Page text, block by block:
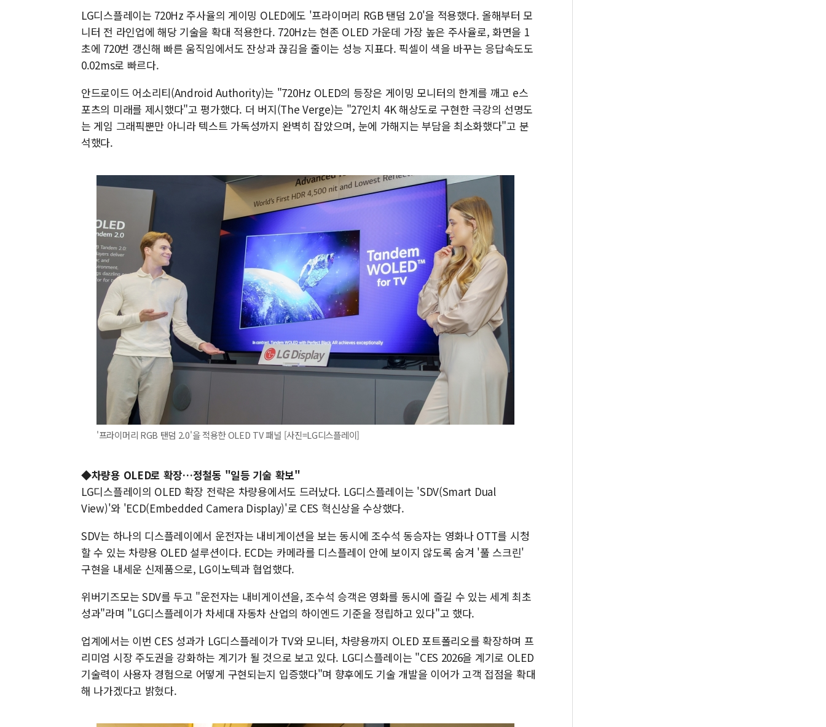
LG디스플레이는 720Hz 주사율의 게이밍 OLED에도 '프라이머리 RGB 탠덤 2.0'을 적용했다. 올해부터 모
니터 전 라인업에 해당 기술을 확대 적용한다. 720Hz는 현존 OLED 가운데 가장 높은 주사율로, 화면을 1
초에 720번 갱신해 빠른 움직임에서도 잔상과 끊김을 줄이는 성능 지표다. 픽셀이 색을 바꾸는 응답속도도
0.02ms로 빠르다.
안드로이드 어소리티(Android Authority)는 "720Hz OLED의 등장은 게이밍 모니터의 한계를 깨고 e스
포츠의 미래를 제시했다"고 평가했다. 더 버지(The Verge)는 "27인치 4K 해상도로 구현한 극강의 선명도
는 게임 그래픽뿐만 아니라 텍스트 가독성까지 완벽히 잡았으며, 눈에 가해지는 부담을 최소화했다"고 분
석했다.
'프라이머리 RGB 탠덤 2.0'을 적용한 OLED TV 패널 [사진=LG디스플레이]
◆차량용 OLED로 확장…정철동 "일등 기술 확보"
LG디스플레이의 OLED 확장 전략은 차량용에서도 드러났다. LG디스플레이는 'SDV(Smart Dual
View)'와 'ECD(Embedded Camera Display)'로 CES 혁신상을 수상했다.
SDV는 하나의 디스플레이에서 운전자는 내비게이션을 보는 동시에 조수석 동승자는 영화나 OTT를 시청
할 수 있는 차량용 OLED 설루션이다. ECD는 카메라를 디스플레이 안에 보이지 않도록 숨겨 '풀 스크린'
구현을 내세운 신제품으로, LG이노텍과 협업했다.
위버기즈모는 SDV를 두고 "운전자는 내비게이션을, 조수석 승객은 영화를 동시에 즐길 수 있는 세계 최초
성과"라며 "LG디스플레이가 차세대 자동차 산업의 하이엔드 기준을 정립하고 있다"고 했다.
업계에서는 이번 CES 성과가 LG디스플레이가 TV와 모니터, 차량용까지 OLED 포트폴리오를 확장하며 프
리미엄 시장 주도권을 강화하는 계기가 될 것으로 보고 있다. LG디스플레이는 "CES 2026을 계기로 OLED
기술력이 사용자 경험으로 어떻게 구현되는지 입증했다"며 향후에도 기술 개발을 이어가 고객 접점을 확대
해 나가겠다고 밝혔다.